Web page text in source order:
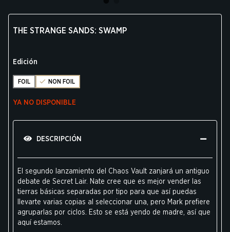
THE STRANGE SANDS: SWAMP
Edición
FOIL NON FOIL
YA NO DISPONIBLE
DESCRIPCIÓN
El segundo lanzamiento del Chaos Vault zanjará un antiguo
debate de Secret Lair. Nate cree que es mejor vender las
tierras básicas separadas por tipo para que así puedas
llevarte varias copias al seleccionar una, pero Mark prefiere
agruparlas por ciclos. Esto se está yendo de madre, así que
aquí estamos.